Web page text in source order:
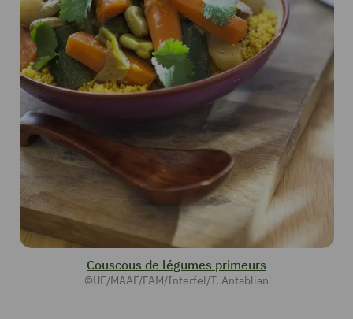
Couscous de légumes primeurs
©UE/MAAF/FAM/Interfel/T. Antablian